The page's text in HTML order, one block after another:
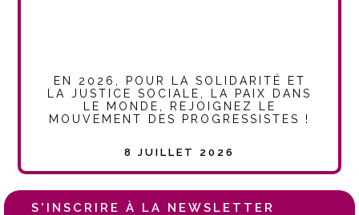
EN 2026, POUR LA SOLIDARITÉ ET
LA JUSTICE SOCIALE, LA PAIX DANS
LE MONDE, REJOIGNEZ LE
MOUVEMENT DES PROGRESSISTES !
8 JUILLET 2026
S'INSCRIRE À LA NEWSLETTER